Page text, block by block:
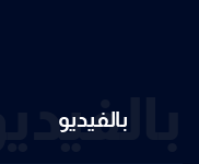
بالفيديو
بالفيديو